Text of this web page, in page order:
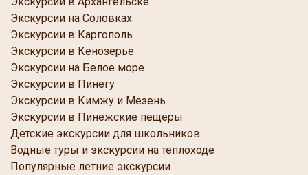
Экскурсии на Соловках
Экскурсии в Каргополь
Экскурсии в Кенозерье
Экскурсии на Белое море
Экскурсии в Пинегу
Экскурсии в Кимжу и Мезень
Экскурсии в Пинежские пещеры
Детские экскурсии для школьников
Водные туры и экскурсии на теплоходе
Популярные летние экскурсии